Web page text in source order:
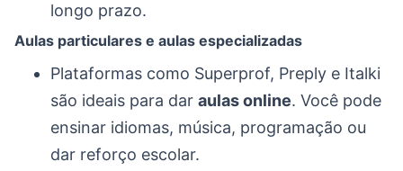
longo prazo.
Aulas particulares e aulas especializadas
Plataformas como Superprof, Preply e Italki
são ideais para dar aulas online. Você pode
ensinar idiomas, música, programação ou
dar reforço escolar.